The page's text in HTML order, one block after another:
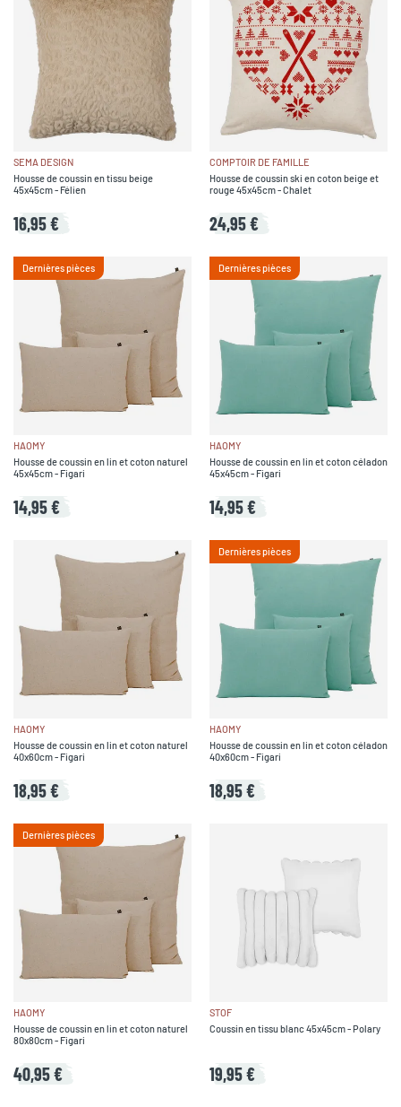
SEMA DESIGN
Housse de coussin en tissu beige
45x45cm - Félien
16,95 €
COMPTOIR DE FAMILLE
Housse de coussin ski en coton beige et
rouge 45x45cm - Chalet
24,95 €
Dernières pièces
HAOMY
Housse de coussin en lin et coton naturel
45x45cm - Figari
14,95 €
Dernières pièces
HAOMY
Housse de coussin en lin et coton céladon
45x45cm - Figari
14,95 €
HAOMY
Housse de coussin en lin et coton naturel
40x60cm - Figari
18,95 €
Dernières pièces
HAOMY
Housse de coussin en lin et coton céladon
40x60cm - Figari
18,95 €
Dernières pièces
HAOMY
Housse de coussin en lin et coton naturel
80x80cm - Figari
40,95 €
STOF
Coussin en tissu blanc 45x45cm - Polary
19,95 €